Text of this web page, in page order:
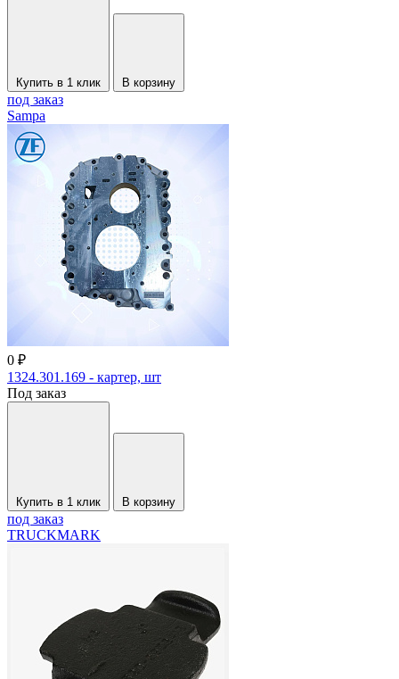
Купить в 1 клик В корзину
под заказ
Sampa
0 ₽
1324.301.169 - картер, шт
Под заказ
Купить в 1 клик В корзину
под заказ
TRUCKMARK